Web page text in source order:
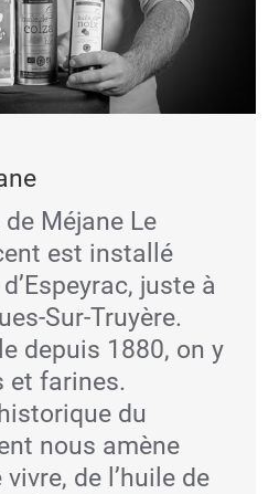
Méjane Le
est installé
juste à
Sur-Truyère.
depuis 1880, on y
et farines.
du
nous amène
de l’huile de